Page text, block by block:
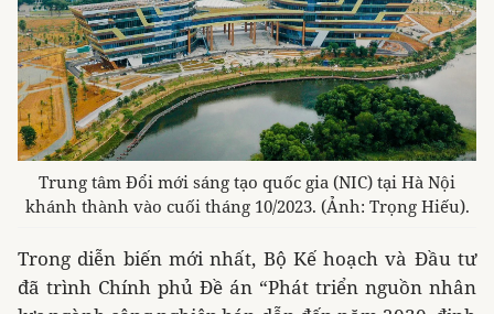
Trung tâm Ðổi mới sáng tạo quốc gia (NIC) tại Hà Nội
khánh thành vào cuối tháng 10/2023. (Ảnh: Trọng Hiếu).
Trong diễn biến mới nhất, Bộ Kế hoạch và Đầu tư
đã trình Chính phủ Đề án “Phát triển nguồn nhân